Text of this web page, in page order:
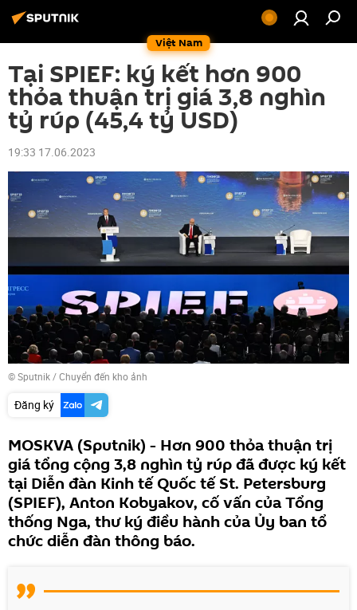
Việt Nam
Tại SPIEF: ký kết hơn 900
thỏa thuận trị giá 3,8 nghìn
tỷ rúp (45,4 tỷ USD)
19:33 17.06.2023
© Sputnik/Chuyển đến kho ảnh
Đăng ký
MOSKVA (Sputnik) - Hơn 900 thỏa thuận trị
giá tổng cộng 3,8 nghìn tỷ rúp đã được ký kết
tại Diễn đàn Kinh tế Quốc tế St. Petersburg
(SPIEF), Anton Kobyakov, cố vấn của Tổng
thống Nga, thư ký điều hành của Ủy ban tổ
chức diễn đàn thông báo.